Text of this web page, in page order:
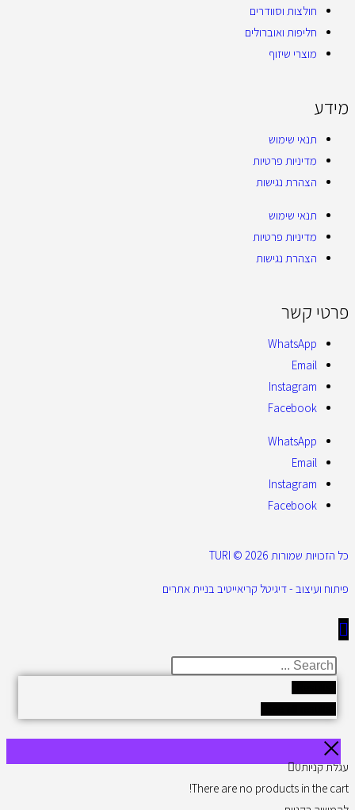
חולצות וסוודרים
חליפות ואוברולים
מוצרי שיזוף
מידע
תנאי שימוש
מדיניות פרטיות
הצהרת נגישות
תנאי שימוש
מדיניות פרטיות
הצהרת נגישות
פרטי קשר
WhatsApp
Email
Instagram
Facebook
WhatsApp
Email
Instagram
Facebook
כל הזכויות שמורות 2026 © TURI
פיתוח ועיצוב - דיגיטל קריאייטיב בניית אתרים
עגלת קניות0
There are no products in the cart!